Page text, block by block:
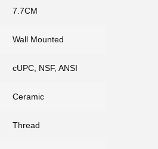
7.7CM
Wall Mounted
cUPC, NSF, ANSI
Ceramic
Thread